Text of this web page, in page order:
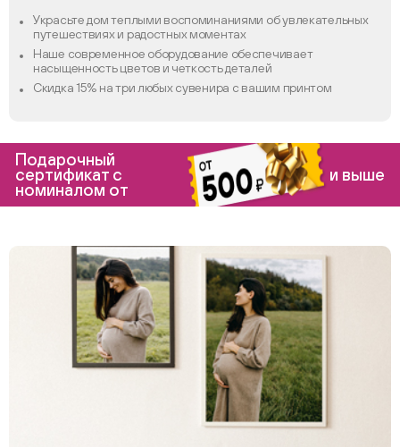
Украсьте дом теплыми воспоминаниями об увлекательных
путешествиях и радостных моментах
Наше современное оборудование обеспечивает
насыщенность цветов и четкость деталей
Скидка 15% на три любых сувенира с вашим принтом
Подарочный
сертификат с
номиналом от
и выше